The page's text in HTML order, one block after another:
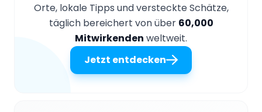
Orte, lokale Tipps und versteckte Schätze,
täglich bereichert von über 60,000
Mitwirkenden weltweit.
Jetzt entdecken